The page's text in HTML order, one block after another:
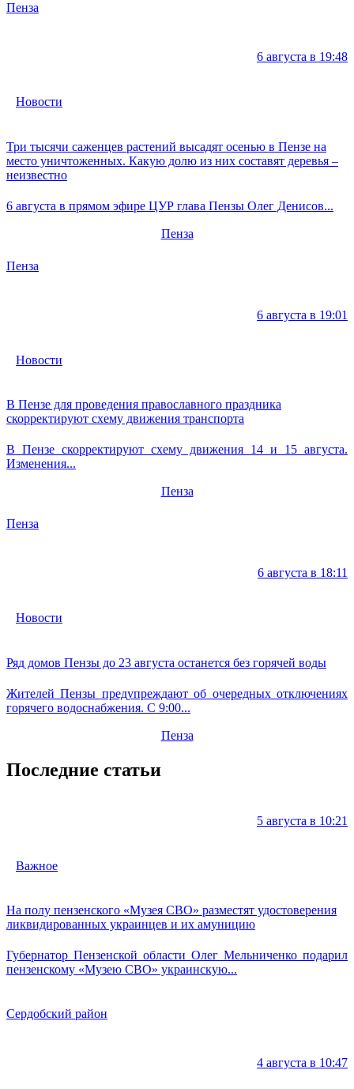
Пенза
6 августа в 19:48
Новости
Три тысячи саженцев растений высадят осенью в Пензе на
место уничтоженных. Какую долю из них составят деревья –
неизвестно
6 августа в прямом эфире ЦУР глава Пензы Олег Денисов...
Пенза
Пенза
6 августа в 19:01
Новости
В Пензе для проведения православного праздника
скорректируют схему движения транспорта
В Пензе скорректируют схему движения 14 и 15 августа.
Изменения...
Пенза
Пенза
6 августа в 18:11
Новости
Ряд домов Пензы до 23 августа останется без горячей воды
Жителей Пензы предупреждают об очередных отключениях
горячего водоснабжения. С 9:00...
Пенза
Последние статьи
5 августа в 10:21
Важное
На полу пензенского «Музея СВО» разместят удостоверения
ликвидированных украинцев и их амуницию
Губернатор Пензенской области Олег Мельниченко подарил
пензенскому «Музею СВО» украинскую...
Сердобский район
4 августа в 10:47